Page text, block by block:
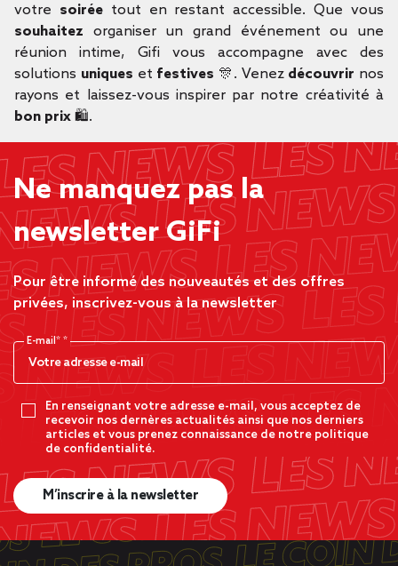
votre soiréetout en restant accessible. Que vous
souhaitez organiser un grand événement ou une
réunion intime, Gifi vous accompagne avec des
solutions uniques et festives 🎊. Venez découvrir nos
rayons et laissez-vous inspirer par notre créativité à
bon prix 🛍️.
Ne manquez pas la
newsletter GiFi
Pour être informé des nouveautés et des offres
privées, inscrivez-vous à la newsletter
E-mail*
En renseignant votre adresse e-mail, vous acceptez de
recevoir nos dernères actualités ainsi que nos derniers
articles et vous prenez connaissance de notre politique
de confidentialité.
M’inscrire à la newsletter